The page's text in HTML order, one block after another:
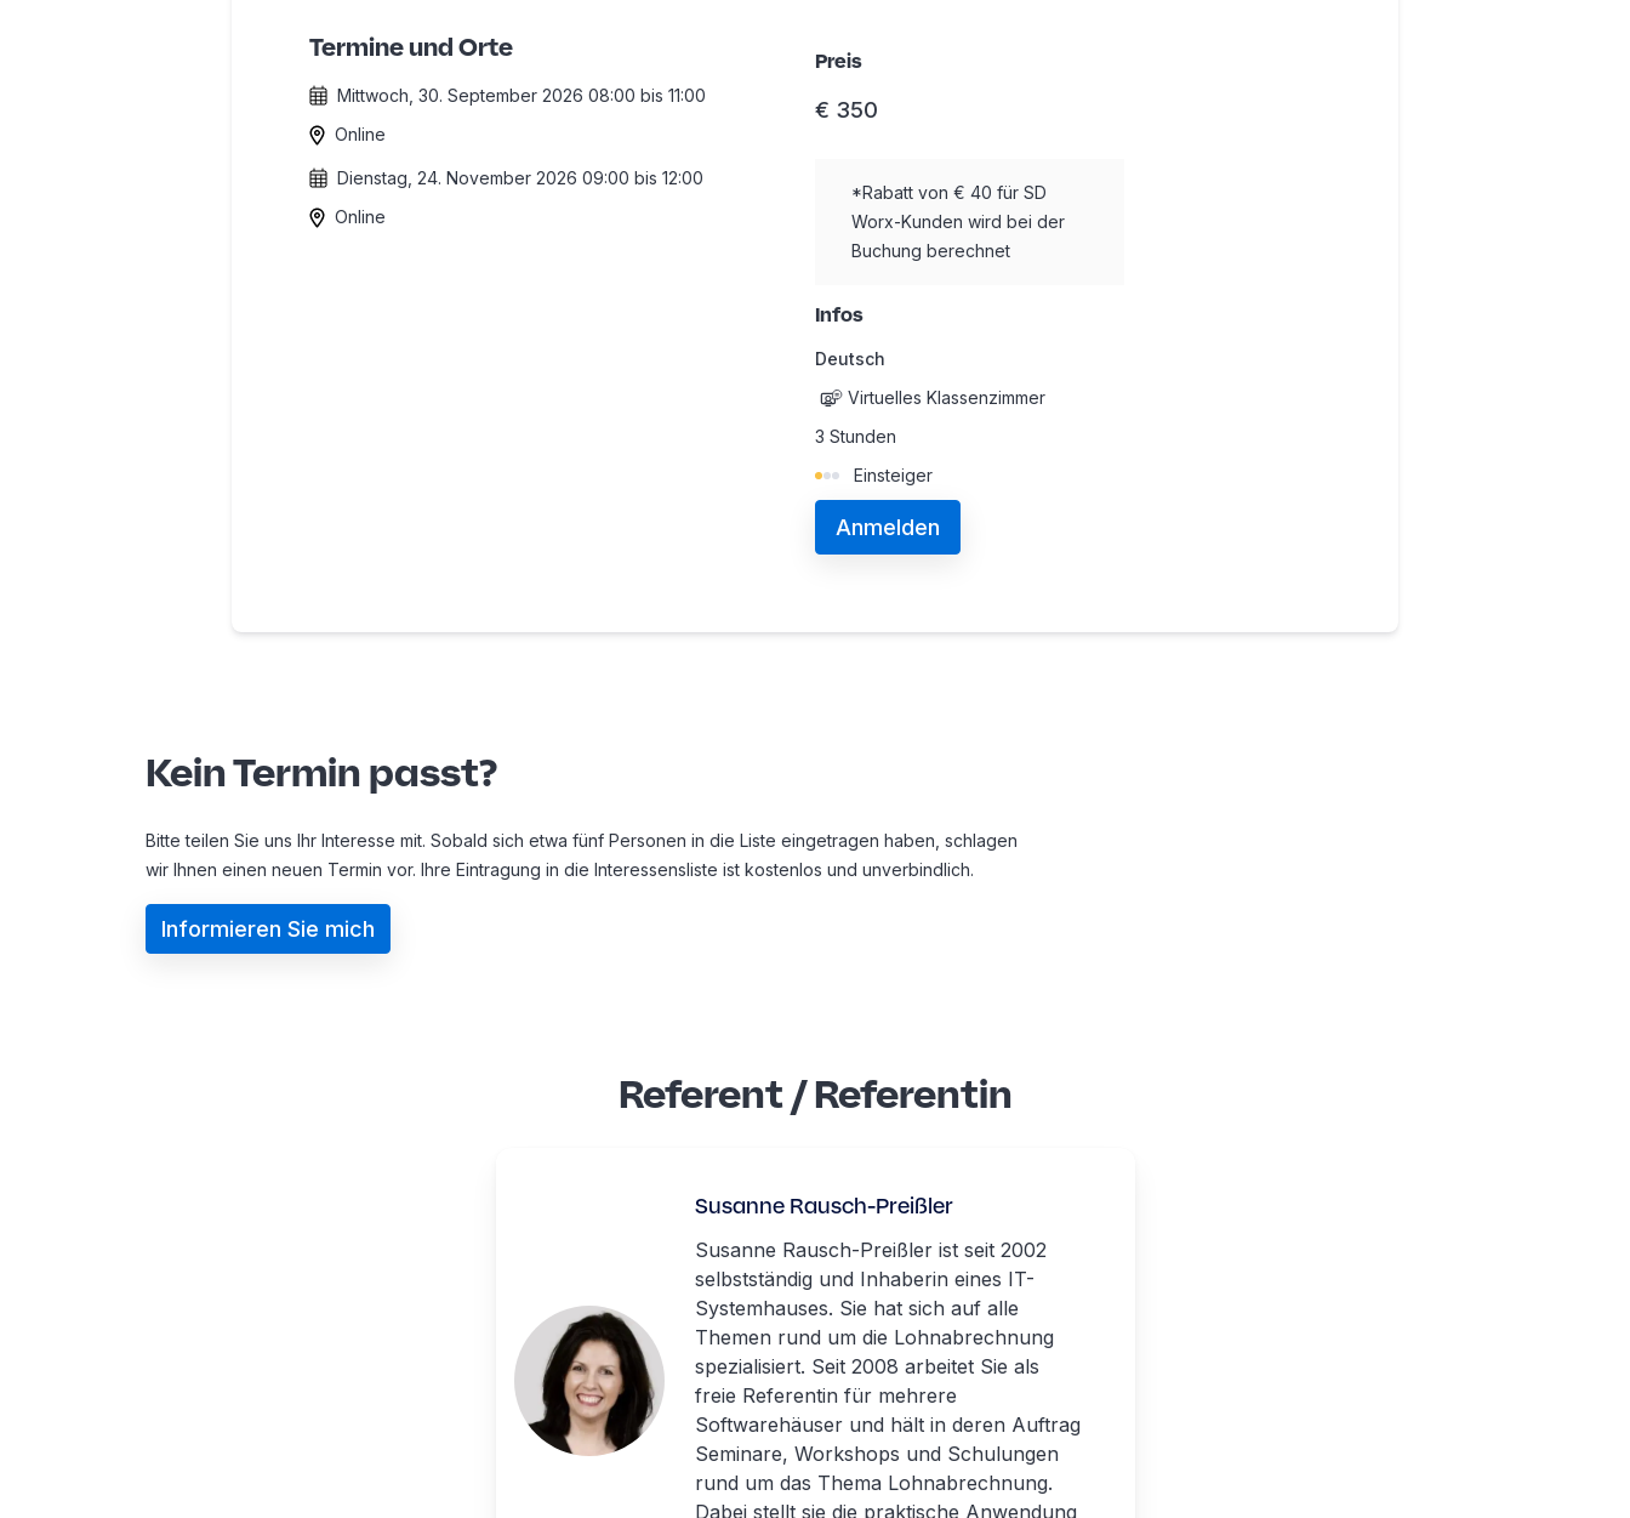
Termine und Orte
Mittwoch, 30. September 2026 08:00 bis 11:00
Online
Dienstag, 24. November 2026 09:00 bis 12:00
Online
Preis
€ 350
*Rabatt von € 40 für SD
Worx-Kunden wird bei der
Buchung berechnet
Infos
Deutsch
Virtuelles Klassenzimmer
3 Stunden
Einsteiger
Anmelden
Kein Termin passt?
Bitte teilen Sie uns Ihr Interesse mit. Sobald sich etwa fünf Personen in die Liste eingetragen haben, schlagen
wir Ihnen einen neuen Termin vor. Ihre Eintragung in die Interessensliste ist kostenlos und unverbindlich.
Informieren Sie mich
Referent / Referentin
Susanne Rausch-Preißler
Susanne Rausch-Preißler ist seit 2002
selbstständig und Inhaberin eines IT-
Systemhauses. Sie hat sich auf alle
Themen rund um die Lohnabrechnung
spezialisiert. Seit 2008 arbeitet Sie als
freie Referentin für mehrere
Softwarehäuser und hält in deren Auftrag
Seminare, Workshops und Schulungen
rund um das Thema Lohnabrechnung.
Dabei stellt sie die praktische Anwendung